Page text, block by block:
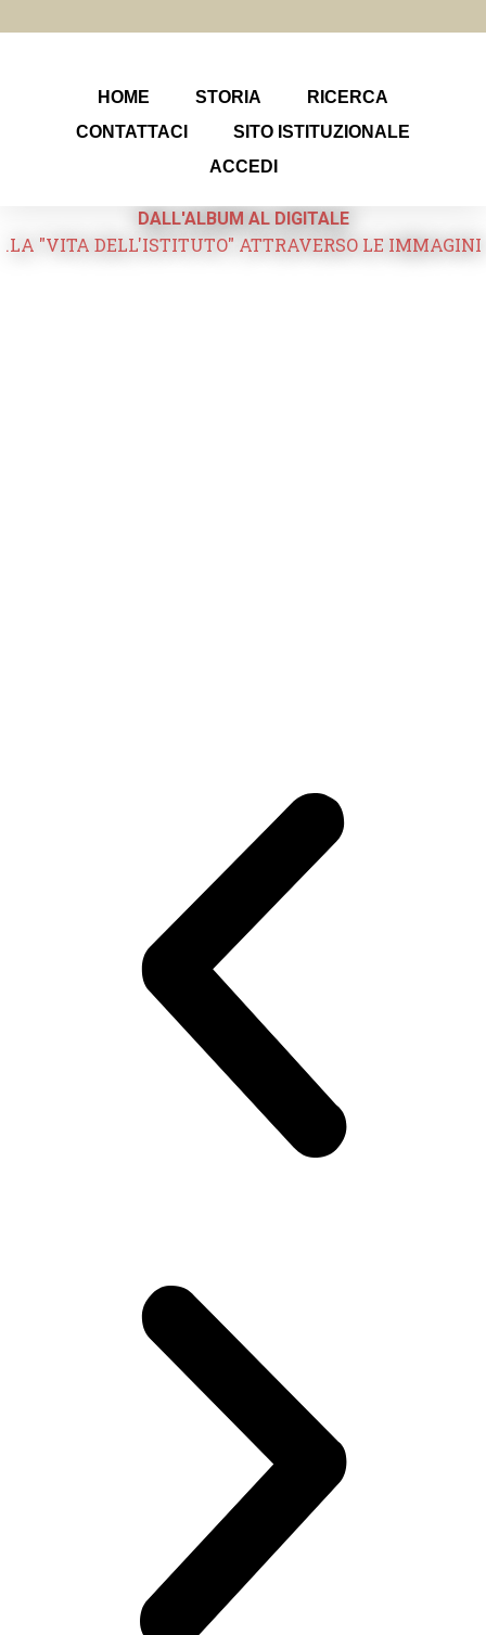
HOME STORIA
RICERCA
CONTATTACI
SITO ISTITUZIONALE
ACCEDI
DALL'ALBUM AL DIGITALE
.LA "VITA DELL'ISTITUTO" ATTRAVERSO LE IMMAGINI